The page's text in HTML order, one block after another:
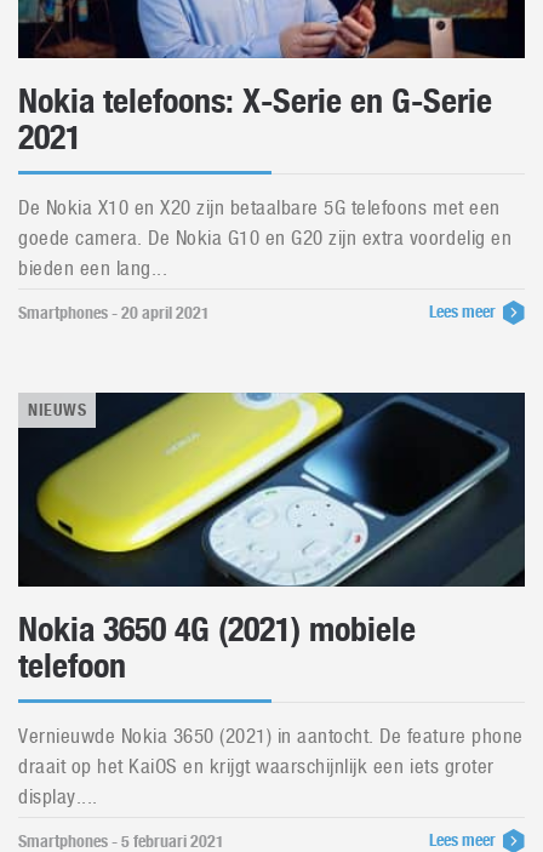
Nokia telefoons: X-Serie en G-Serie
2021
De Nokia X10 en X20 zijn betaalbare 5G telefoons met een
goede camera. De Nokia G10 en G20 zijn extra voordelig en
bieden een lang...
Smartphones - 20 april 2021 Lees meer
NIEUWS
Nokia 3650 4G (2021) mobiele
telefoon
Vernieuwde Nokia 3650 (2021) in aantocht. De feature phone
draait op het KaiOS en krijgt waarschijnlijk een iets groter
display....
Smartphones - 5 februari 2021 Lees meer